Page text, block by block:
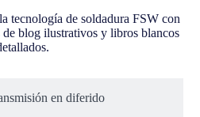
tecnología de soldadura FSW con
blog ilustrativos y libros blancos
en diferido